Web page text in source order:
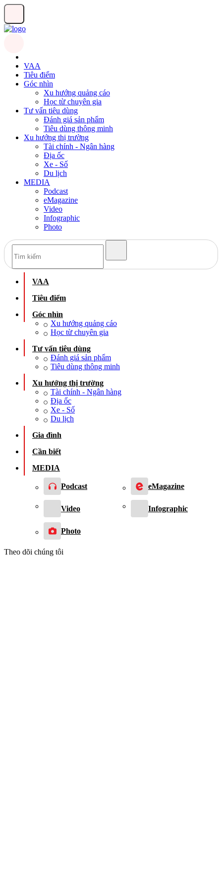
VAA
Tiêu điểm
Góc nhìn
Xu hướng quảng cáo
Học từ chuyên gia
Tư vấn tiêu dùng
Đánh giá sản phẩm
Tiêu dùng thông minh
Xu hướng thị trường
Tài chính - Ngân hàng
Địa ốc
Xe - Số
Du lịch
MEDIA
Podcast
eMagazine
Video
Infographic
Photo
VAA
Tiêu điểm
Góc nhìn
Xu hướng quảng cáo
Học từ chuyên gia
Tư vấn tiêu dùng
Đánh giá sản phẩm
Tiêu dùng thông minh
Xu hướng thị trường
Tài chính - Ngân hàng
Địa ốc
Xe - Số
Du lịch
Gia đình
Cần biết
MEDIA
Podcast eMagazine
Video Infographic
Photo
Theo dõi chúng tôi